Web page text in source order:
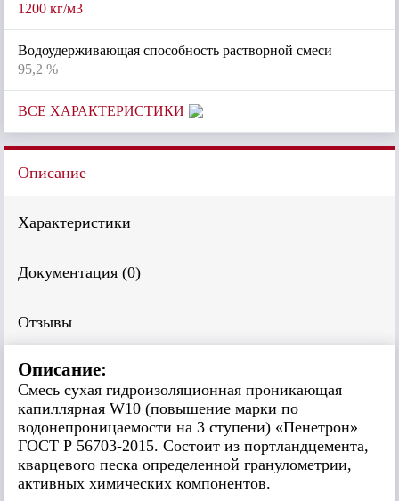
1200 кг/м3
Водоудерживающая способность растворной смеси
95,2 %
ВСЕ ХАРАКТЕРИСТИКИ
Описание
Характеристики
Документация (0)
Отзывы
Описание:
Смесь сухая гидроизоляционная проникающая
капиллярная W10 (повышение марки по
водонепроницаемости на 3 ступени) «Пенетрон»
ГОСТ Р 56703-2015. Состоит из портландцемента,
кварцевого песка определенной гранулометрии,
активных химических компонентов.